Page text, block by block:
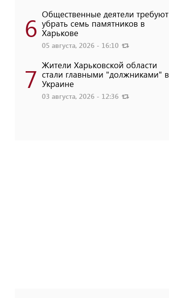
6 Общественные деятели требуют
убрать семь памятников в
Харькове
05 августа, 2026 - 16:10
7 Жители Харьковской области
стали главными "должниками" в
Украине
03 августа, 2026 - 12:36